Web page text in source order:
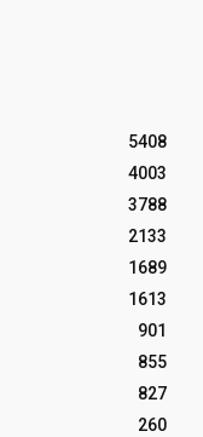
5408
4003
3788
2133
1689
1613
901
855
827
260